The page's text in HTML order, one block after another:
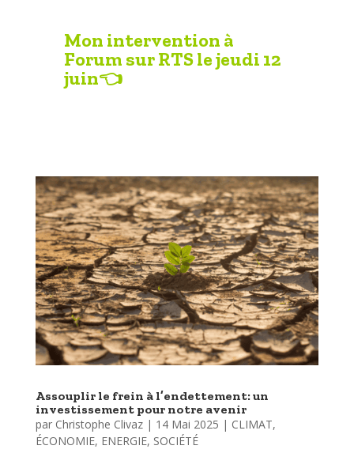
Mon intervention à
Forum sur RTS le jeudi 12
juin👈
Assouplir le frein à l’endettement: un
investissement pour notre avenir
par Christophe Clivaz| 14 Mai 2025 | CLIMAT,
ÉCONOMIE, ENERGIE, SOCIÉTÉ